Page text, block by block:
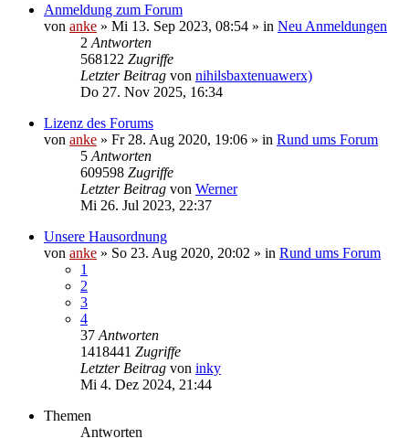
Anmeldung zum Forum
von anke » Mi 13. Sep 2023, 08:54 » in Neu Anmeldungen
2 Antworten
568122 Zugriffe
Letzter Beitrag von nihilsbaxtenuawerx)
Do 27. Nov 2025, 16:34
Lizenz des Forums
von anke » Fr 28. Aug 2020, 19:06 » in Rund ums Forum
5 Antworten
609598 Zugriffe
Letzter Beitrag von Werner
Mi 26. Jul 2023, 22:37
Unsere Hausordnung
von anke » So 23. Aug 2020, 20:02 » in Rund ums Forum
1
2
3
4
37 Antworten
1418441 Zugriffe
Letzter Beitrag von inky
Mi 4. Dez 2024, 21:44
Themen
Antworten